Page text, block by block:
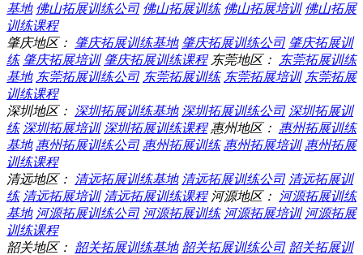
基地 佛山拓展训练公司 佛山拓展训练 佛山拓展培训 佛山拓展
训练课程
肇庆地区： 肇庆拓展训练基地 肇庆拓展训练公司 肇庆拓展训
练 肇庆拓展培训 肇庆拓展训练课程 东莞地区： 东莞拓展训练
基地 东莞拓展训练公司 东莞拓展训练 东莞拓展培训 东莞拓展
训练课程
深圳地区： 深圳拓展训练基地 深圳拓展训练公司 深圳拓展训
练 深圳拓展培训 深圳拓展训练课程 惠州地区： 惠州拓展训练
基地 惠州拓展训练公司 惠州拓展训练 惠州拓展培训 惠州拓展
训练课程
清远地区： 清远拓展训练基地 清远拓展训练公司 清远拓展训
练 清远拓展培训 清远拓展训练课程 河源地区： 河源拓展训练
基地 河源拓展训练公司 河源拓展训练 河源拓展培训 河源拓展
训练课程
韶关地区： 韶关拓展训练基地 韶关拓展训练公司 韶关拓展训